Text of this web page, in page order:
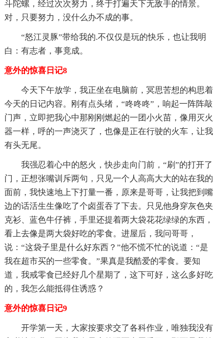
斗陀螺，经过次次努力，终于打遍天下无敌手的情景。
对，只要努力，没什么办不成的事。
“怒江灵豚”带给我的.不仅仅是玩的快乐，也让我明
白：有志者，事竟成。
意外的惊喜日记8
今天下午放学，我正坐在电脑前，冥思苦想的构思着
今天的日记内容。刚有点头绪，“咚咚咚”，响起一阵阵敲
门声，立即把我心中那刚刚燃起的一团小火苗，像用灭火
器一样，呼的一声浇灭了，也像是正在行驶的火车，让我
有头无尾。
我强忍着心中的怒火，快步走向门前，“刷”的打开了
门，正想张嘴训斥两句，只见一个人高高大大的站在我的
面前，我快速地上下打量一番，原来是哥哥，让我把到嘴
边的话活生生像吃了个卤蛋吞了下去。只见他身穿灰色夹
克衫、蓝色牛仔裤，手里还提着两大袋花花绿绿的东西，
看上去像是两大袋好吃的零食。进屋后，我问哥哥，
说：“这袋子里是什么好东西？”他不慌不忙的说道：“是
我在超市买的一些零食。”果真是我酷爱的零食。要知
道，我戒零食已经好几个星期了，这下可好，这么多好吃
的，我怎么能抵得住诱惑？
意外的惊喜日记9
开学第一天，大家按要求交了各科作业，唯独我没有